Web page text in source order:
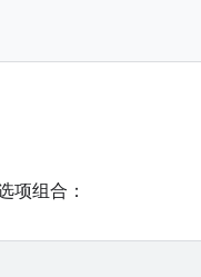
项组合：